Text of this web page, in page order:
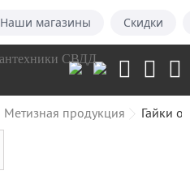
Наши магазины Скидки
Метизная продукция Гайки